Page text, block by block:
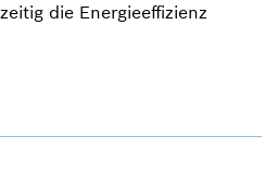
die Energieeffizienz